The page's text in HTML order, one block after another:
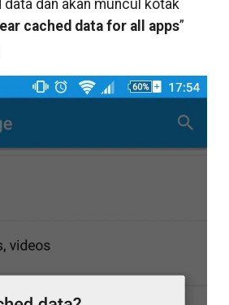
data dan akan muncul kotak
cached data for all apps”